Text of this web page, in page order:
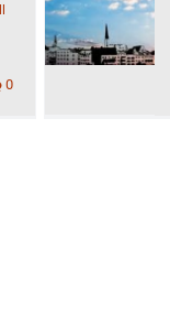
0